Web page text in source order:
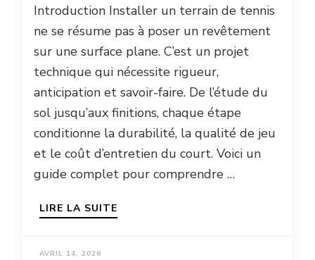
Introduction Installer un terrain de tennis
ne se résume pas à poser un revêtement
sur une surface plane. C’est un projet
technique qui nécessite rigueur,
anticipation et savoir-faire. De l’étude du
sol jusqu’aux finitions, chaque étape
conditionne la durabilité, la qualité de jeu
et le coût d’entretien du court. Voici un
guide complet pour comprendre …
LIRE LA SUITE
AVRIL 14, 2026